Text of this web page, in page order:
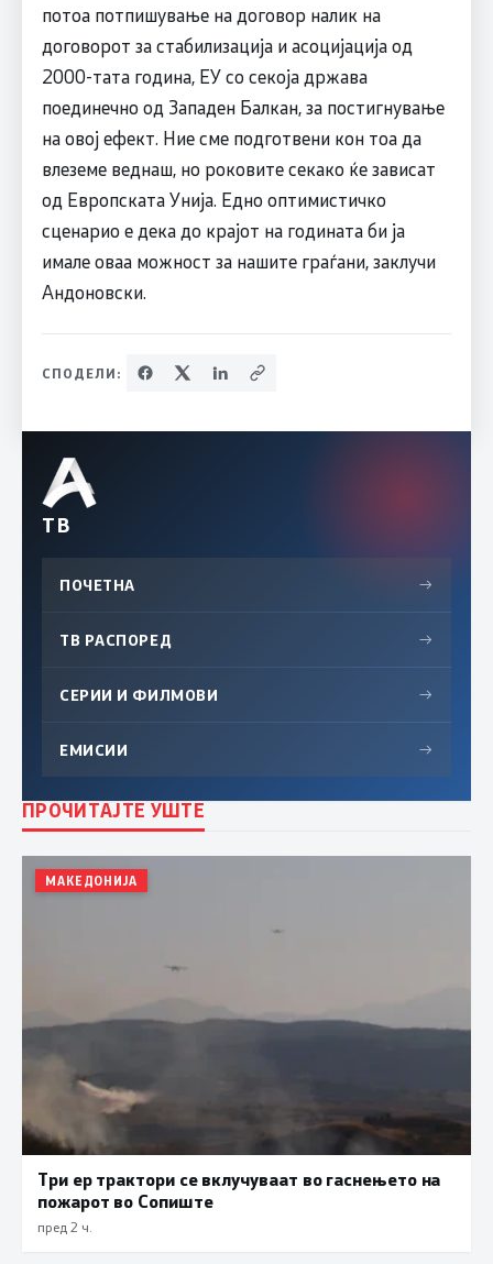
потоа потпишување на договор налик на
договорот за стабилизација и асоцијација од
2000-тата година, ЕУ со секоја држава
поединечно од Западен Балкан, за постигнување
на овој ефект. Ние сме подготвени кон тоа да
влеземе веднаш, но роковите секако ќе зависат
од Европската Унија. Едно оптимистичко
сценарио е дека до крајот на годината би ја
имале оваа можност за нашите граѓани, заклучи
Андоновски.
СПОДЕЛИ:
ТВ
ПОЧЕТНА →
ТВ РАСПОРЕД →
СЕРИИ И ФИЛМОВИ →
ЕМИСИИ →
ПРОЧИТАЈТЕ УШТЕ
МАКЕДОНИЈА
Три ер трактори се вклучуваат во гаснењето на
пожарот во Сопиште
пред 2 ч.